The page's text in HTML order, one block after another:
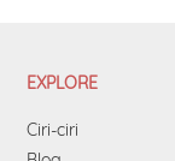
EXPLORE
Ciri-ciri